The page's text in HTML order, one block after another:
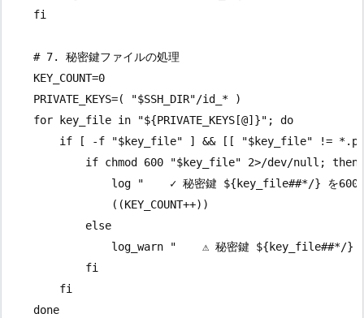
    fi
    # 7. 秘密鍵ファイルの処理
    KEY_COUNT=0
    PRIVATE_KEYS=( "$SSH_DIR"/id_* )
    for key_file in "${PRIVATE_KEYS[@]}"; do
if [ -f "$key_file" ] && [[ "$key_file" !=
            if chmod 600 "$key_file" 2>/dev/null; then
log "    ✓ 秘密鍵 ${key_file##*/} を600
                ((KEY_COUNT++))
            else
log_warn "    ⚠ 秘密鍵 ${key_file##*/}
            fi
        fi
    done